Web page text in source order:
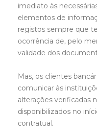
imediato às
elementos de
registos sempre que
ocorrência de, pelo
validade dos
Mas, os clientes
comunicar às
alterações verificadas
disponibilizados no
contratual.